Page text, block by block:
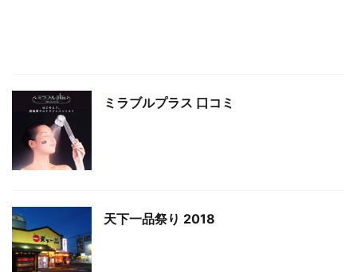
ミラブルプラス 口コミ
天下一品祭り 2018